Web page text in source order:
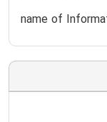
name of